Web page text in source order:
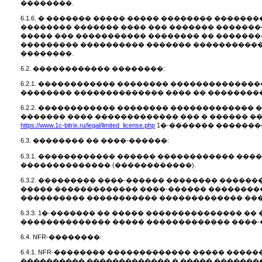
��������.
6.1.6. � ������� ����� ����� ��������
�������� ������� ���� ��� �������
����� ��� ����������� �������� ��
��������� ���������� �������
��������.
6.2. ������������ ��������:
6.2.1. ������������ ��������
�������� �������������� ���� ��
6.2.2. ������������ ��������
������� ���� ������������� ��� � ������
https://www.1c-bitrix.ru/legal/limited_license.php 1�-�������
6.3. �������� �� ����-������:
6.3.1. ������������ ������ ������������
�������������� (������������).
6.3.2. ��������� ����-������ ��������
����� ������������� ����-������
���������� ����������� �������������
6.3.3. 1�-������� �� ����� ���������������
�������������� ����� �������������
6.4. NFR-��������:
6.4.1. NFR-�������� ������������� �����